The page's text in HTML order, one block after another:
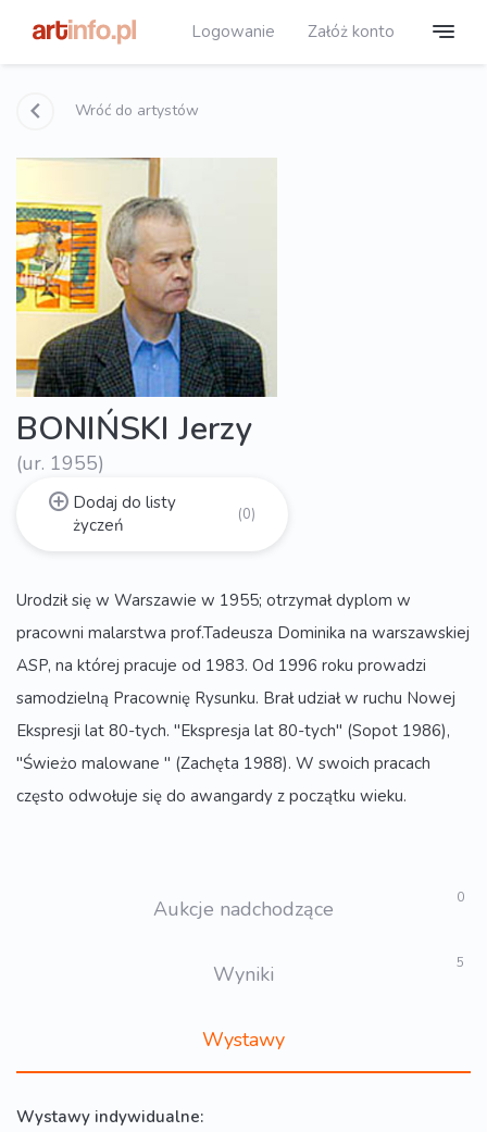
Logowanie Załóż konto
Wróć do artystów
BONIŃSKI Jerzy
(ur. 1955)
Dodaj do listy
życzeń
(0)
Urodził się w Warszawie w 1955; otrzymał dyplom w
pracowni malarstwa prof.Tadeusza Dominika na warszawskiej
ASP, na której pracuje od 1983. Od 1996 roku prowadzi
samodzielną Pracownię Rysunku. Brał udział w ruchu Nowej
Ekspresji lat 80-tych. "Ekspresja lat 80-tych" (Sopot 1986),
"Świeżo malowane " (Zachęta 1988). W swoich pracach
często odwołuje się do awangardy z początku wieku.
Aukcje nadchodzące 0
Wyniki 5
Wystawy
Wystawy indywidualne: